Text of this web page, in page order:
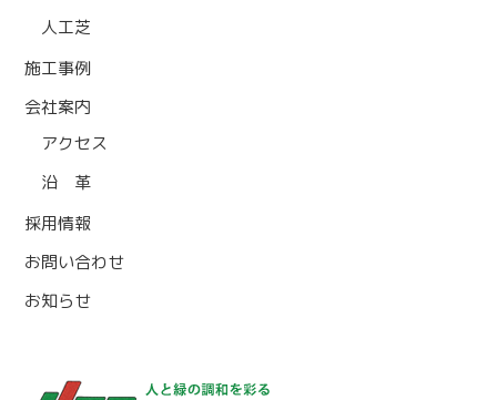
人工芝
施工事例
会社案内
アクセス
沿 革
採用情報
お問い合わせ
お知らせ